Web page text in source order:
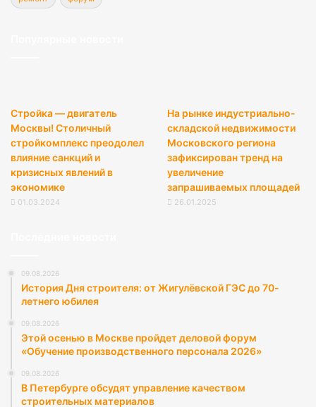
Стройка — двигатель
Москвы! Столичный
стройкомплекс преодолел
влияние санкций и
кризисных явлений в
экономике
01.03.2024
На рынке индустриально-
складской недвижимости
Московского региона
зафиксирован тренд на
увеличение
запрашиваемых площадей
26.01.2025
09.08.2026
История Дня строителя: от Жигулёвской ГЭС до 70-
летнего юбилея
09.08.2026
Этой осенью в Москве пройдет деловой форум
«Обучение производственного персонала 2026»
09.08.2026
В Петербурге обсудят управление качеством
строительных материалов